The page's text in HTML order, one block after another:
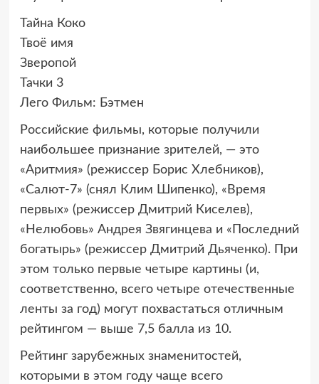
Тайна Коко
Твоё имя
Зверопой
Тачки 3
Лего Фильм: Бэтмен
Российские фильмы, которые получили
наибольшее признание зрителей, — это
«Аритмия» (режиссер Борис Хлебников),
«Салют-7» (снял Клим Шипенко), «Время
первых» (режиссер Дмитрий Киселев),
«Нелюбовь» Андрея Звягинцева и «Последний
богатырь» (режиссер Дмитрий Дьяченко). При
этом только первые четыре картины (и,
соответственно, всего четыре отечественные
ленты за год) могут похвастаться отличным
рейтингом — выше 7,5 балла из 10.
Рейтинг зарубежных знаменитостей,
которыми в этом году чаще всего